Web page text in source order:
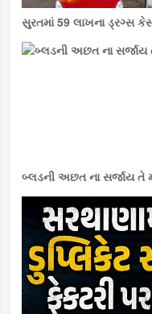
સુરતમાં 59 લાખના ડ્રગ્સ
બ્લડની અછત ના સર્જાય તે